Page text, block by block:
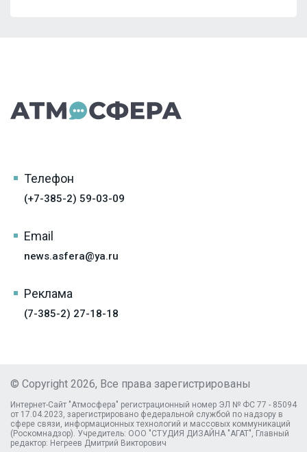
Телефон
(+7-385-2) 59-03-09
Email
news.asfera@ya.ru
Реклама
(7-385-2) 27-18-18
© Copyright 2026, Все права зарегистрированы
Интернет-Сайт "Атмосфера" регистрационный номер ЭЛ № ФС 77 - 85094
от 17.04.2023, зарегистрировано федеральной службой по надзору в
сфере связи, информационных технологий и массовых коммуникаций
(Роскомнадзор). Учредитель: ООО "СТУДИЯ ДИЗАЙНА "АГАТ", Главный
редактор: Негреев Дмитрий Викторович